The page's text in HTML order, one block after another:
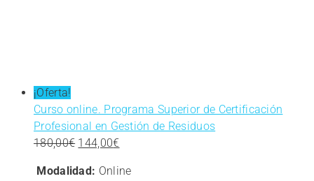
¡Oferta!
Curso online. Programa Superior de Certificación
Profesional en Gestión de Residuos
180,00€ El
original
144,00€
actual
Modalidad: Online